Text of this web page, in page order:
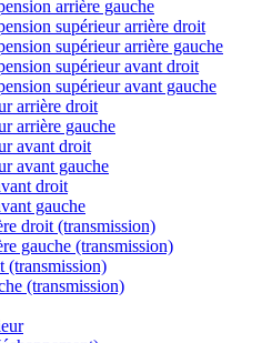
arrière gauche
supérieur arrière droit
supérieur arrière gauche
supérieur avant droit
supérieur avant gauche
arrière droit
arrière gauche
avant droit
avant gauche
droit
gauche
droit (transmission)
gauche (transmission)
(transmission)
(transmission)